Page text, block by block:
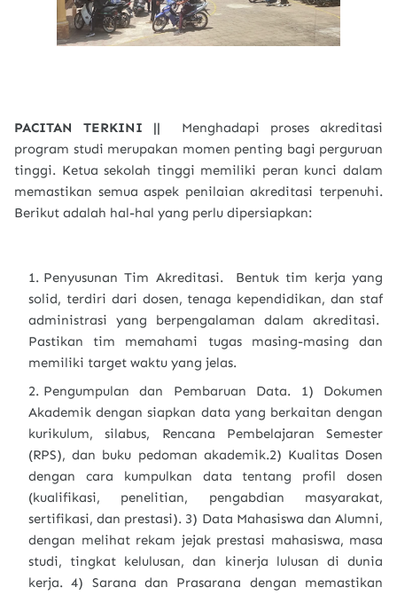
PACITAN TERKINI ||
Menghadapi proses akreditasi
program studi merupakan momen penting bagi perguruan
tinggi. Ketua sekolah tinggi memiliki peran kunci dalam
memastikan semua aspek penilaian akreditasi terpenuhi.
Berikut adalah hal-hal yang perlu dipersiapkan:
Penyusunan Tim Akreditasi. Bentuk tim kerja yang
solid, terdiri dari dosen, tenaga kependidikan, dan staf
administrasi yang berpengalaman dalam akreditasi.
Pastikan tim memahami tugas masing-masing dan
memiliki target waktu yang jelas.
Pengumpulan dan Pembaruan Data. 1) Dokumen
Akademik dengan siapkan data yang berkaitan dengan
kurikulum, silabus, Rencana Pembelajaran Semester
(RPS), dan buku pedoman akademik.2) Kualitas Dosen
dengan cara kumpulkan data tentang profil dosen
(kualifikasi, penelitian, pengabdian masyarakat,
sertifikasi, dan prestasi). 3) Data Mahasiswa dan Alumni,
dengan melihat rekam jejak prestasi mahasiswa, masa
studi, tingkat kelulusan, dan kinerja lulusan di dunia
kerja. 4) Sarana dan Prasarana dengan memastikan